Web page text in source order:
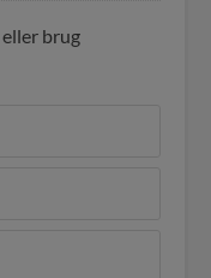
eller brug